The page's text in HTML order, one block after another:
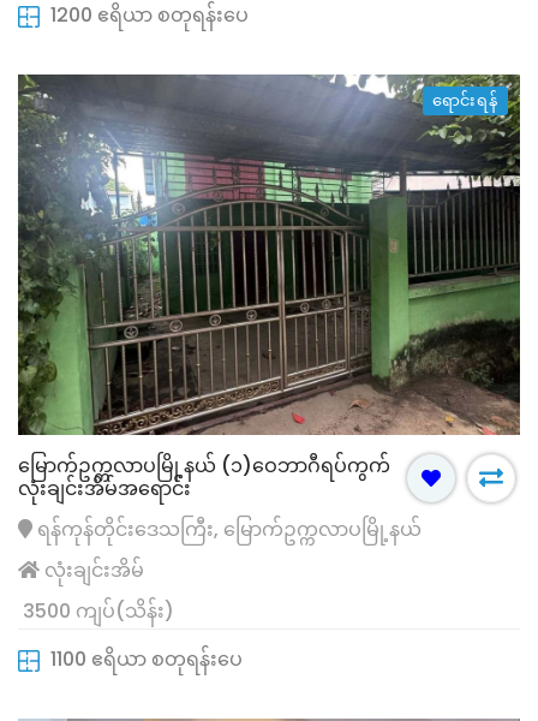
1200 ဧရိယာ စတုရန်းပေ
ရောင်းရန်
မြောက်ဥက္ကလာပမြို့နယ် (၁)ဝေဘာဂီရပ်ကွက်
လုံးချင်းအိမ်အရောင်း
ရန်ကုန်တိုင်းဒေသကြီး, မြောက်ဥက္ကလာပမြို့နယ်
လုံးချင်းအိမ်
3500 ကျပ်(သိန်း)
1100 ဧရိယာ စတုရန်းပေ